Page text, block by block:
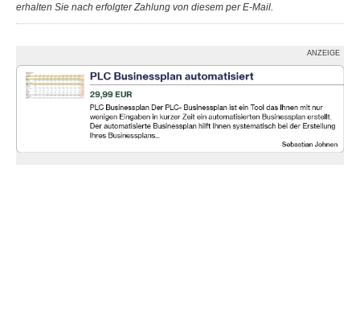
erhalten Sie nach erfolgter Zahlung von diesem per E-Mail.
ANZEIGE